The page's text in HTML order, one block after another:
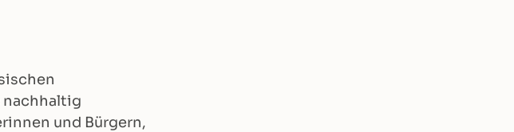
nachhaltig
und Bürgern,